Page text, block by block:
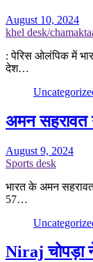
August 10, 2024
khel desk/
: पेरिस ओलंपिक में
देश…
अमन सहरावत
August 9, 2024
Sports desk
भारत के अमन
57…
Niraj चोपड़ा